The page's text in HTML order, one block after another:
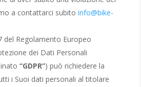
a contattarci subito info@bike-
del Regolamento Europeo
dei Dati Personali
“GDPR”) può richiedere la
i Suoi dati personali al titolare